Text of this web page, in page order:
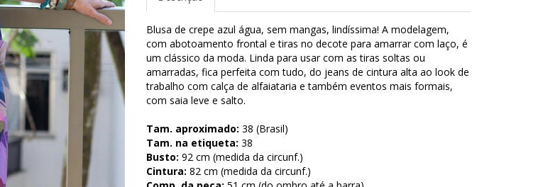
Blusa de crepe azul água, sem mangas, lindíssima! A modelagem,
com abotoamento frontal e tiras no decote para amarrar com laço, é
um clássico da moda. Linda para usar com as tiras soltas ou
amarradas, fica perfeita com tudo, do jeans de cintura alta ao look de
trabalho com calça de alfaiataria e também eventos mais formais,
com saia leve e salto.
Tam. aproximado: 38 (Brasil)
Tam. na etiqueta: 38
Busto: 92 cm (medida da circunf.)
Cintura: 82 cm (medida da circunf.)